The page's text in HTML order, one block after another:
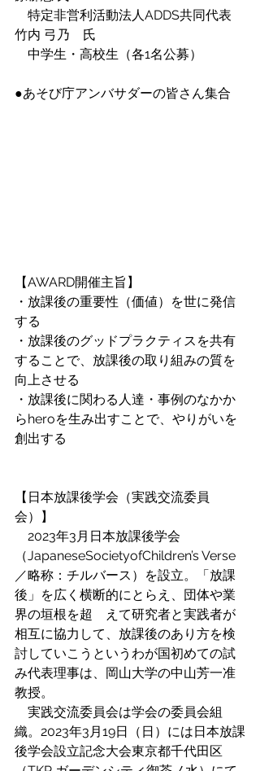
特定非営利活動法人ADDS共同代表
竹内 弓乃　氏
中学生・高校生（各1名公募）
●あそび庁アンバサダーの皆さん集合
【AWARD開催主旨】
・放課後の重要性（価値）を世に発信
する
・放課後のグッドプラクティスを共有
することで、放課後の取り組みの質を
向上させる
・放課後に関わる人達・事例のなかか
らheroを生み出すことで、やりがいを
創出する
【日本放課後学会（実践交流委員
会）】
2023年3月日本放課後学会
（JapaneseSocietyofChildren’s Verse
／略称：チルバース）を設立。「放課
後」を広く横断的にとらえ、団体や業
界の垣根を超　えて研究者と実践者が
相互に協力して、放課後のあり方を検
討していこうというわが国初めての試
み代表理事は、岡山大学の中山芳一准
教授。
実践交流委員会は学会の委員会組
織。2023年3月19日（日）には日本放課
後学会設立記念大会東京都千代田区